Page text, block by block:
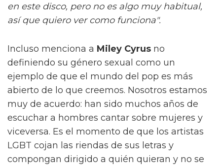
en este disco, pero no es algo muy habitual,
así que quiero ver como funciona".
Incluso menciona a Miley Cyrus no
definiendo su género sexual como un
ejemplo de que el mundo del pop es más
abierto de lo que creemos. Nosotros estamos
muy de acuerdo: han sido muchos años de
escuchar a hombres cantar sobre mujeres y
viceversa. Es el momento de que los artistas
LGBT cojan las riendas de sus letras y
compongan dirigido a quién quieran y no se